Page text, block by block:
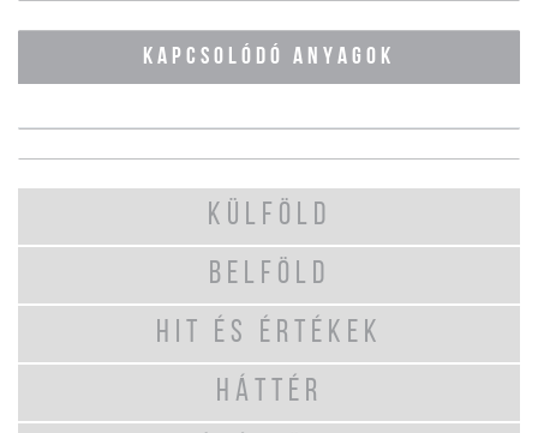
KAPCSOLÓDÓ ANYAGOK
KÜLFÖLD
BELFÖLD
HIT ÉS ÉRTÉKEK
HÁTTÉR